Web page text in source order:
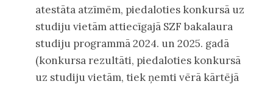
atestāta atzīmēm, piedaloties konkursā uz
studiju vietām attiecīgajā SZF bakalaura
studiju programmā 2024. un 2025. gadā
(konkursa rezultāti, piedaloties konkursā
uz studiju vietām, tiek ņemti vērā kārtējā